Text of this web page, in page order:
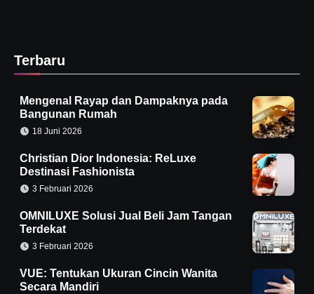
Terbaru
Mengenal Rayap dan Dampaknya pada
Bangunan Rumah
18 Juni 2026
Christian Dior Indonesia: ReLuxe
Destinasi Fashionista
3 Februari 2026
OMNILUXE Solusi Jual Beli Jam Tangan
Terdekat
3 Februari 2026
VUE: Tentukan Ukuran Cincin Wanita
Secara Mandiri